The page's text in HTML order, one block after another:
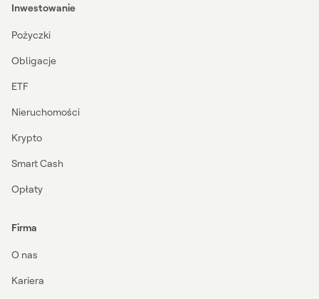
Inwestowanie
Pożyczki
Obligacje
ETF
Nieruchomości
Krypto
Smart Cash
Opłaty
Firma
O nas
Kariera